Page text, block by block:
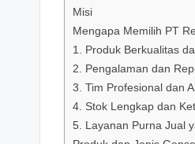
Misi
Mengapa Memilih PT
1. Produk Berkualitas
2. Pengalaman dan
3. Tim Profesional dan
4. Stok Lengkap dan
5. Layanan Purna Jual